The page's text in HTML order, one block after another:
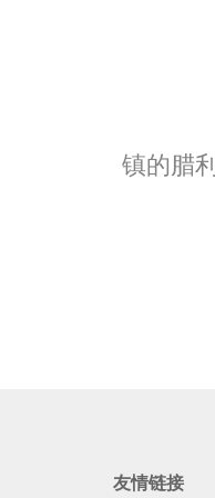
7
镇的腊
友情链接